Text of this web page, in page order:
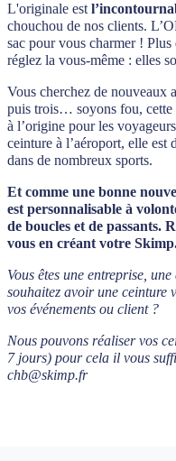
L'originale est
chouchou de nos clients.
sac pour vous charmer !
réglez la vous-même : elles
Vous cherchez de nouveaux
puis trois… soyons fou, cette
à l’origine pour les
ceinture à l’aéroport, elle est
dans de nombreux sports.
Et comme une bonne
est personnalisable à
de boucles et de passants.
vous en créant votre
Vous êtes une entreprise,
souhaitez avoir une ceinture
vos événements ou client ?
Nous pouvons réaliser vos
7 jours) pour cela il vous
chb@skimp.fr